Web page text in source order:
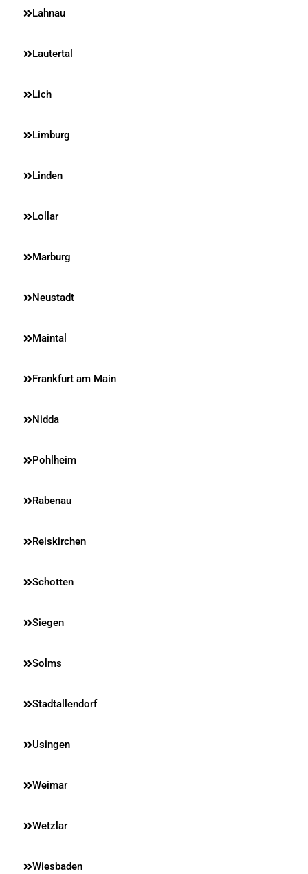
Lahnau
Lautertal
Lich
Limburg
Linden
Lollar
Marburg
Neustadt
Maintal
Frankfurt am Main
Nidda
Pohlheim
Rabenau
Reiskirchen
Schotten
Siegen
Solms
Stadtallendorf
Usingen
Weimar
Wetzlar
Wiesbaden